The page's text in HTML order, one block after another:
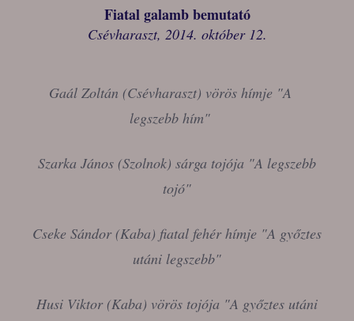
Fiatal galamb bemutató
Csévharaszt, 2014. október 12.
Gaál Zoltán (Csévharaszt) vörös hímje "A
legszebb hím"
Szarka János (Szolnok) sárga tojója "A legszebb
tojó"
Cseke Sándor (Kaba) fiatal fehér hímje "A győztes
utáni legszebb"
Husi Viktor (Kaba) vörös tojója "A győztes utáni